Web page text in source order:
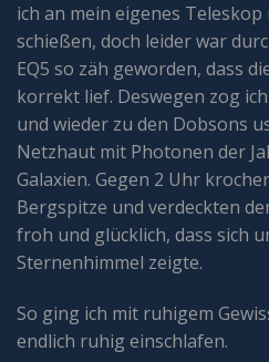
ich an mein eigenes
schießen, doch leider war
EQ5 so zäh geworden, dass
korrekt lief. Deswegen zog
und wieder zu den Dobsons
Netzhaut mit Photonen der
Galaxien. Gegen 2 Uhr
Bergspitze und verdeckten
froh und glücklich, dass sich
Sternenhimmel zeigte.
So ging ich mit ruhigem
endlich ruhig einschlafen.